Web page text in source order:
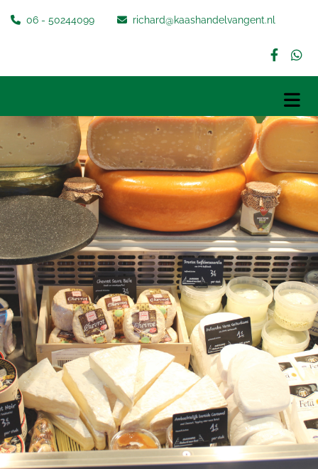
 06 - 50244099  richard@kaashandelvangent.nl